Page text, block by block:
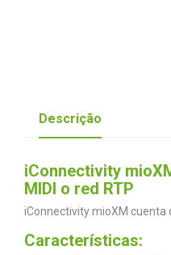
Descrição
iConnectivity
MIDI o red RTP
iConnectivity mioXM cuenta
Características: